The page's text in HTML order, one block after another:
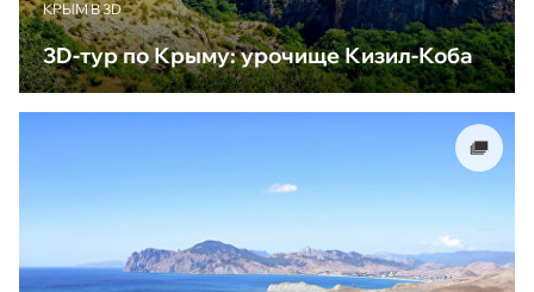
КРЫМ В 3D
3D-тур по Крыму: урочище Кизил-Коба